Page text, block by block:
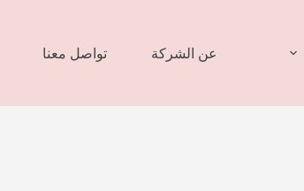
عن الشركة تواصل معنا